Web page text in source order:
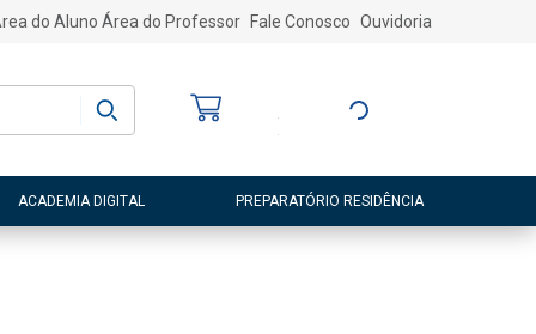
do Aluno Área do Professor Fale Conosco Ouvidoria
Entre ou Cadastre-
ACADEMIA DIGITAL PREPARATÓRIO RESIDÊNCIA